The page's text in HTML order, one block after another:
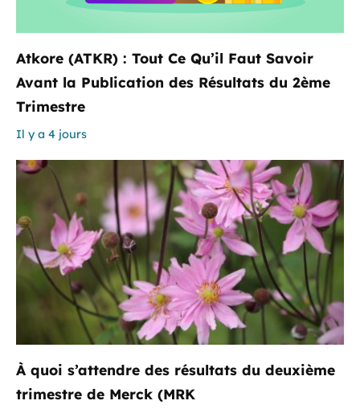
Atkore (ATKR) : Tout Ce Qu’il Faut Savoir
Avant la Publication des Résultats du 2ème
Trimestre
Il y a 4 jours
À quoi s’attendre des résultats du deuxième
trimestre de Merck (MRK